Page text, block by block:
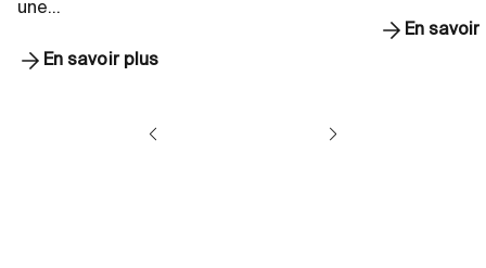
une…
En savoir plus
En savoir